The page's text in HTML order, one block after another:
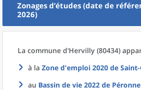
Zonages d’études (date de
2026)
La commune d'Hervilly (80434)
à la Zone d'emploi 2020 de
au Bassin de vie 2022 de